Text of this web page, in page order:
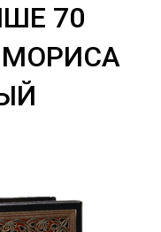
70